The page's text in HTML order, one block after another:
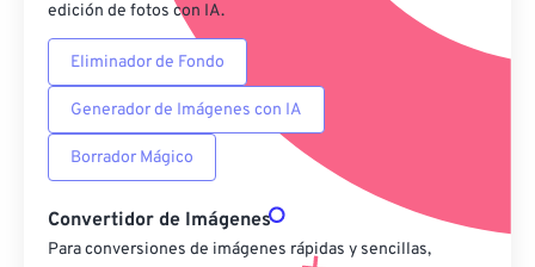
edición de fotos con IA.
Eliminador de Fondo
Generador de Imágenes con IA
Borrador Mágico
Convertidor de Imágenes
Para conversiones de imágenes rápidas y sencillas,